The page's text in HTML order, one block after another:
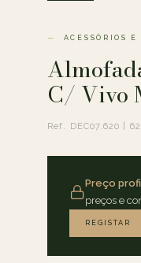
ACESSÓRIOS E
C/ Vivo
Ref. DEC07.620 |
Preço
preços e
REGISTAR